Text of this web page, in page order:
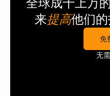
来提高他们的
免
无